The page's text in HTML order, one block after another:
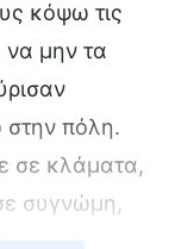
κόψω τις
να μην τα
στην πόλη.
σε κλάματα,
συγνώμη,